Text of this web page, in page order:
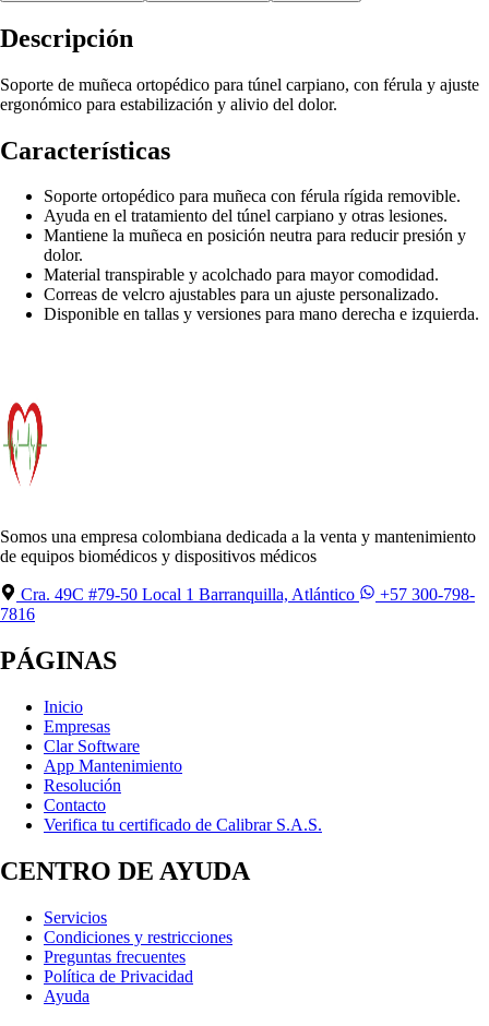
Descripción
Soporte de muñeca ortopédico para túnel carpiano, con férula y ajuste
ergonómico para estabilización y alivio del dolor.
Características
Soporte ortopédico para muñeca con férula rígida removible.
Ayuda en el tratamiento del túnel carpiano y otras lesiones.
Mantiene la muñeca en posición neutra para reducir presión y
dolor.
Material transpirable y acolchado para mayor comodidad.
Correas de velcro ajustables para un ajuste personalizado.
Disponible en tallas y versiones para mano derecha e izquierda.
Somos una empresa colombiana dedicada a la venta y mantenimiento
de equipos biomédicos y dispositivos médicos
Cra. 49C #79-50 Local 1 Barranquilla, Atlántico
+57 300-798-
7816
PÁGINAS
Inicio
Empresas
Clar Software
App Mantenimiento
Resolución
Contacto
Verifica tu certificado de Calibrar S.A.S.
CENTRO DE AYUDA
Servicios
Condiciones y restricciones
Preguntas frecuentes
Política de Privacidad
Ayuda